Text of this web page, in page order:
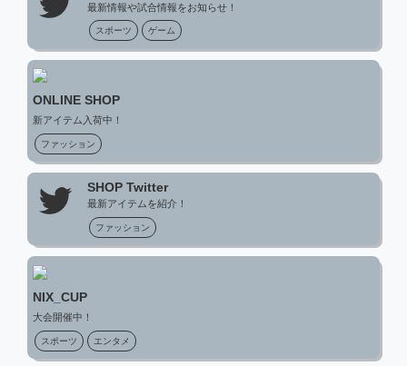
最新情報や試合情報をお知らせ！
スポーツ ゲーム
ONLINE SHOP
新アイテム入荷中！
ファッション
SHOP Twitter
最新アイテムを紹介！
ファッション
NIX_CUP
大会開催中！
スポーツ エンタメ